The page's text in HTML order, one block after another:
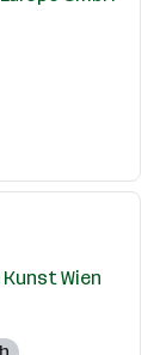
Wien